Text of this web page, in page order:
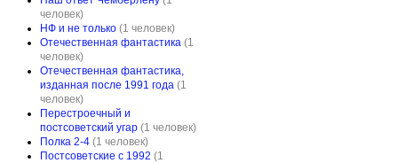
человек)
НФ и не только (1 человек)
Отечественная фантастика (1
человек)
Отечественная фантастика,
изданная после 1991 года (1
человек)
Перестроечный и
постсоветский угар (1 человек)
Полка 2-4 (1 человек)
Постсоветские с 1992 (1